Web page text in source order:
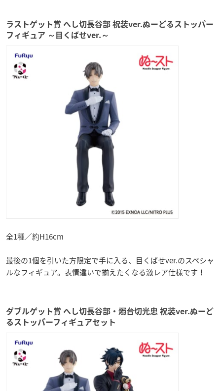
ラストゲット賞 へし切長谷部 祝装ver.ぬーどるストッパー
フィギュア ～目くばせver.～
全1種／約H16cm
最後の1個を引いた方限定で手に入る、目くばせver.のスペシャ
ルなフィギュア。表情違いで揃えたくなる激レア仕様です！
ダブルゲット賞 へし切長谷部・燭台切光忠 祝装ver.ぬーど
るストッパーフィギュアセット